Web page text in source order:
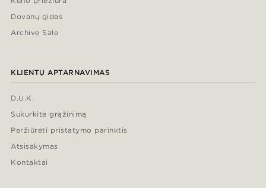
Dovanų gidas
Archive Sale
KLIENTŲ APTARNAVIMAS
D.U.K.
Sukurkite grąžinimą
Peržiūrėti pristatymo parinktis
Atsisakymas
Kontaktai